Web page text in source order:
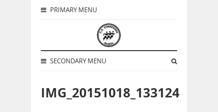
PRIMARY MENU
SECONDARY MENU
IMG_20151018_133124